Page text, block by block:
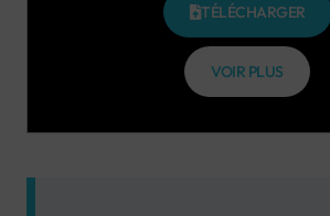
TÉLÉCHARGER
VOIR PLUS